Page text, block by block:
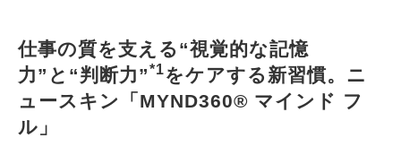
仕事の質を支える“視覚的な記憶
力”と“判断力”*1をケアする新習慣。ニ
ュースキン「MYND360® マインド フ
ル」